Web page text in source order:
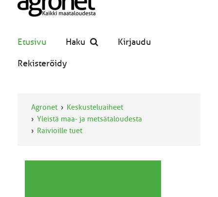
Etusivu Haku Kirjaudu
Rekisteröidy
Agronet
Keskusteluaiheet
Yleistä maa- ja metsätaloudesta
Raivioille tuet